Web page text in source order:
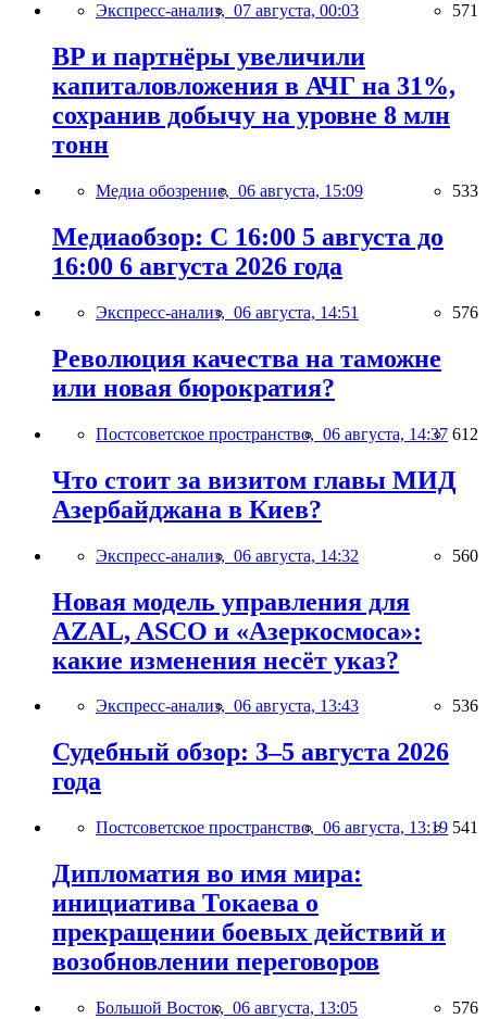
Экспресс-анализ, 07 августа, 00:03 571
BP и партнёры увеличили
капиталовложения в АЧГ на 31%,
сохранив добычу на уровне 8 млн
тонн
Медиа обозрение, 06 августа, 15:09 533
Медиаобзор: С 16:00 5 августа до
16:00 6 августа 2026 года
Экспресс-анализ, 06 августа, 14:51 576
Революция качества на таможне
или новая бюрократия?
Постсоветское пространство, 06 августа, 14:37 612
Что стоит за визитом главы МИД
Азербайджана в Киев?
Экспресс-анализ, 06 августа, 14:32 560
Новая модель управления для
AZAL, ASCO и «Азеркосмоса»:
какие изменения несёт указ?
Экспресс-анализ, 06 августа, 13:43 536
Судебный обзор: 3–5 августа 2026
года
Постсоветское пространство, 06 августа, 13:19 541
Дипломатия во имя мира:
инициатива Токаева о
прекращении боевых действий и
возобновлении переговоров
Большой Восток, 06 августа, 13:05 576